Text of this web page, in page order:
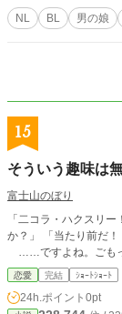
NL BL 男の娘
15
そういう趣味は
富士山のぼり
「二コラ・ハクスリ
か？」 「当たり前だ
……ですよね。ごもっ
恋愛 完結 ｼｮｰﾄｼｮｰﾄ
24h.ポイント 0pt